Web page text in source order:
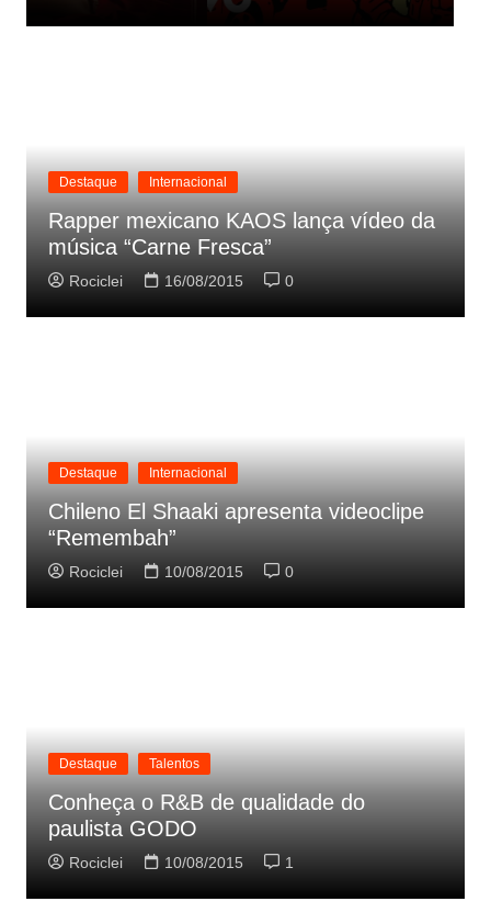
Destaque Internacional
Rapper mexicano KAOS lança vídeo da
música “Carne Fresca”
Rociclei 16/08/2015 0
Destaque Internacional
Chileno El Shaaki apresenta videoclipe
“Remembah”
Rociclei 10/08/2015 0
Destaque Talentos
Conheça o R&B de qualidade do
paulista GODO
Rociclei 10/08/2015 1